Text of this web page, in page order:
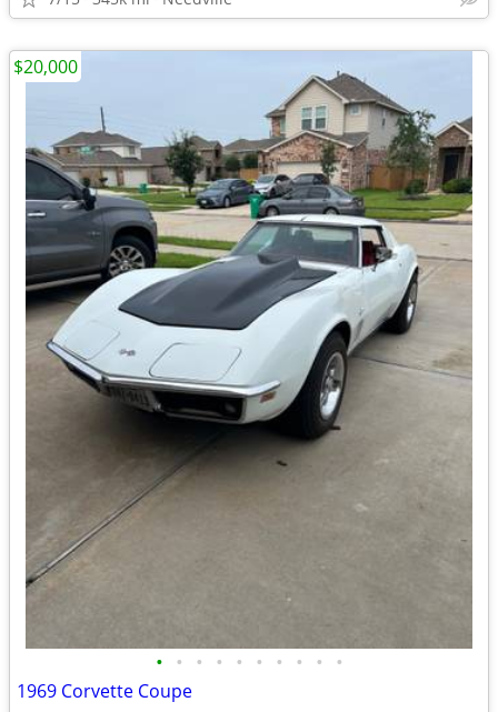
• • • • • • • • • •
1969 Corvette Coupe
$20,000